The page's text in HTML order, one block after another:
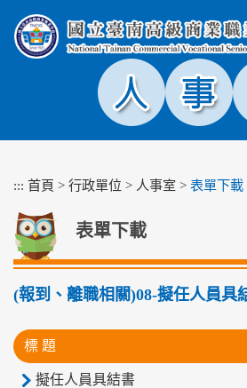
塊
::: 首頁 > 行政單位 > 人事室 > 表單下載
表單下載
(報到、離職相關)08-擬任人員具
標 題
擬任人員具結書